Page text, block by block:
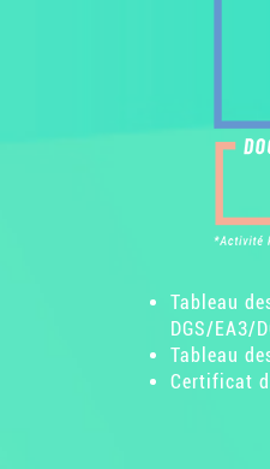
Tableau
DGS/EA3/
Tableau
Certificat